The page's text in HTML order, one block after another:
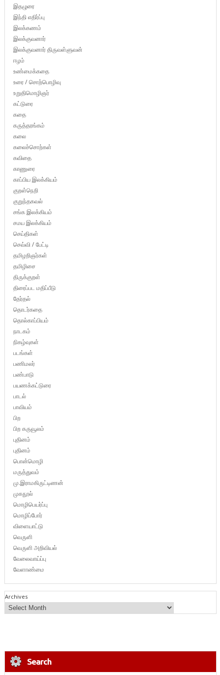
இதழுரை
இந்தி எதிர்ப்பு
இலக்கணம்
இலக்குவனார்
இலக்குவனார் திருவள்ளுவன்
ஈழம்
உண்மைக்கதை
உரை / சொற்பொழிவு
உறுதிமொழிஞர்
கட்டுரை
கதை
கருத்தரங்கம்
கலை
கலைச்சொற்கள்
கவிதை
காணுரை
காப்பிய இலக்கியம்
குறள்நெறி
குறுந்தகவல்
சங்க இலக்கியம்
சமய இலக்கியம்
செய்திகள்
செவ்வி / பேட்டி
தமிழறிஞர்கள்
தமிழிசை
திருக்குறள்
திரைப்பட மதிப்பீடு
தேர்தல்
தொடர்கதை
தொல்காப்பியம்
நாடகம்
நிகழ்வுகள்
படங்கள்
பணிமலர்
பண்பாடு
பயணக்கட்டுரை
பாடல்
பாவியம்
பிற
பிற கருவூலம்
புதினம்
புதினம்
பொன்மொழி
மருத்துவம்
மு.இராமகிருட்டிணன்
முகநூல்
மொழிபெயர்ப்பு
மொழிப்போர்
விளையாட்டு
வெருளி
வெருளி அறிவியல்
வேலைவாய்ப்பு
வேளாண்மை
Archives
Search